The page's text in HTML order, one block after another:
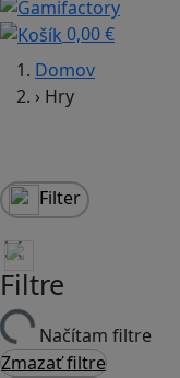
0,00 €
Domov
› Hry
Filter
Filtre
Načítam filtre
Zmazať filtre